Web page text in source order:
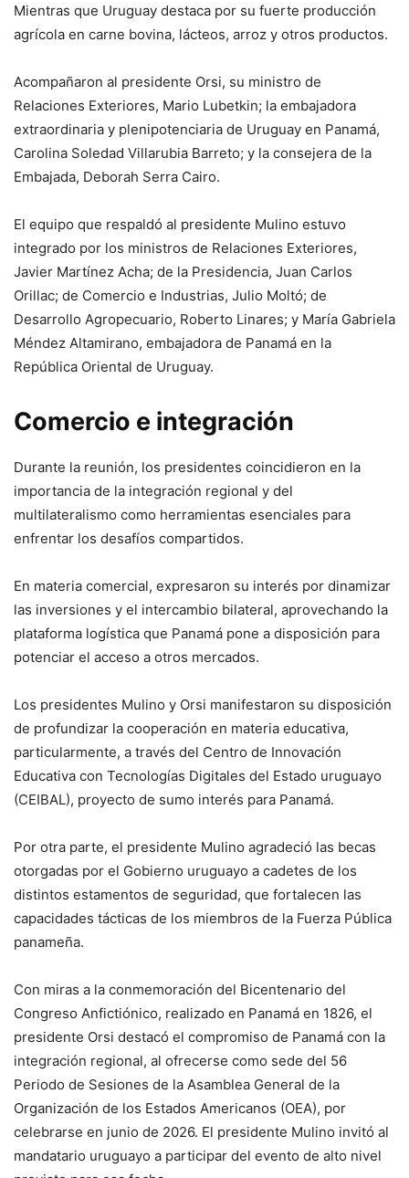
Mientras que Uruguay destaca por su fuerte producción
agrícola en carne bovina, lácteos, arroz y otros productos.
Acompañaron al presidente Orsi, su ministro de
Relaciones Exteriores, Mario Lubetkin; la embajadora
extraordinaria y plenipotenciaria de Uruguay en Panamá,
Carolina Soledad Villarubia Barreto; y la consejera de la
Embajada, Deborah Serra Cairo.
El equipo que respaldó al presidente Mulino estuvo
integrado por los ministros de Relaciones Exteriores,
Javier Martínez Acha; de la Presidencia, Juan Carlos
Orillac; de Comercio e Industrias, Julio Moltó; de
Desarrollo Agropecuario, Roberto Linares; y María Gabriela
Méndez Altamirano, embajadora de Panamá en la
República Oriental de Uruguay.
Comercio e integración
Durante la reunión, los presidentes coincidieron en la
importancia de la integración regional y del
multilateralismo como herramientas esenciales para
enfrentar los desafíos compartidos.
En materia comercial, expresaron su interés por dinamizar
las inversiones y el intercambio bilateral, aprovechando la
plataforma logística que Panamá pone a disposición para
potenciar el acceso a otros mercados.
Los presidentes Mulino y Orsi manifestaron su disposición
de profundizar la cooperación en materia educativa,
particularmente, a través del Centro de Innovación
Educativa con Tecnologías Digitales del Estado uruguayo
(CEIBAL), proyecto de sumo interés para Panamá.
Por otra parte, el presidente Mulino agradeció las becas
otorgadas por el Gobierno uruguayo a cadetes de los
distintos estamentos de seguridad, que fortalecen las
capacidades tácticas de los miembros de la Fuerza Pública
panameña.
Con miras a la conmemoración del Bicentenario del
Congreso Anfictiónico, realizado en Panamá en 1826, el
presidente Orsi destacó el compromiso de Panamá con la
integración regional, al ofrecerse como sede del 56
Periodo de Sesiones de la Asamblea General de la
Organización de los Estados Americanos (OEA), por
celebrarse en junio de 2026. El presidente Mulino invitó al
mandatario uruguayo a participar del evento de alto nivel